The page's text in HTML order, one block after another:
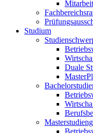
Studium
Duale